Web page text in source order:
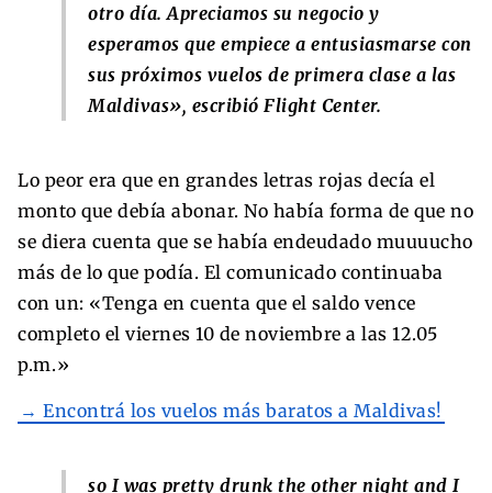
otro día. Apreciamos su negocio y
esperamos que empiece a entusiasmarse con
sus próximos vuelos de primera clase a las
Maldivas», escribió Flight Center.
Lo peor era que en grandes letras rojas decía el
monto que debía abonar. No había forma de que no
se diera cuenta que se había endeudado muuuucho
más de lo que podía. El comunicado continuaba
con un: «Tenga en cuenta que el saldo vence
completo el viernes 10 de noviembre a las 12.05
p.m.»
→ Encontrá los vuelos más baratos a Maldivas!
so I was pretty drunk the other night and I